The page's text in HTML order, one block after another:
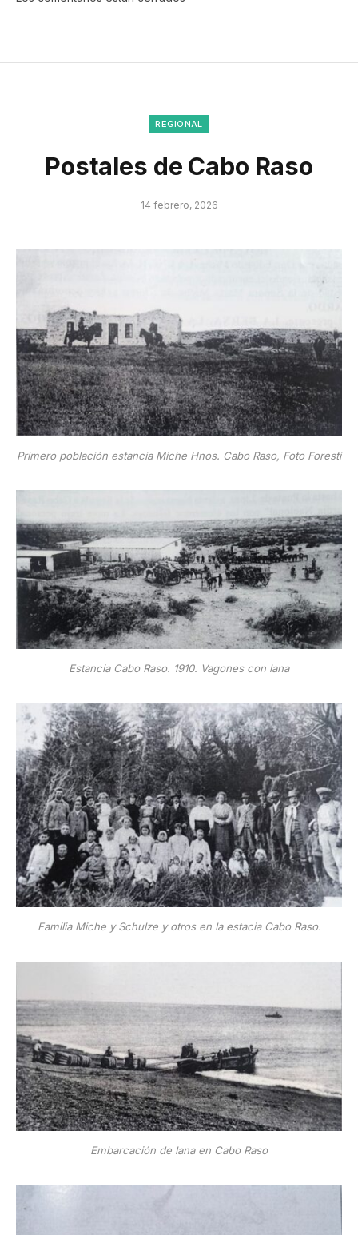
REGIONAL
Postales de Cabo Raso
14 febrero, 2026
Primero población estancia Miche Hnos. Cabo Raso, Foto Foresti
Estancia Cabo Raso. 1910. Vagones con lana
Familia Miche y Schulze y otros en la estacia Cabo Raso.
Embarcación de lana en Cabo Raso